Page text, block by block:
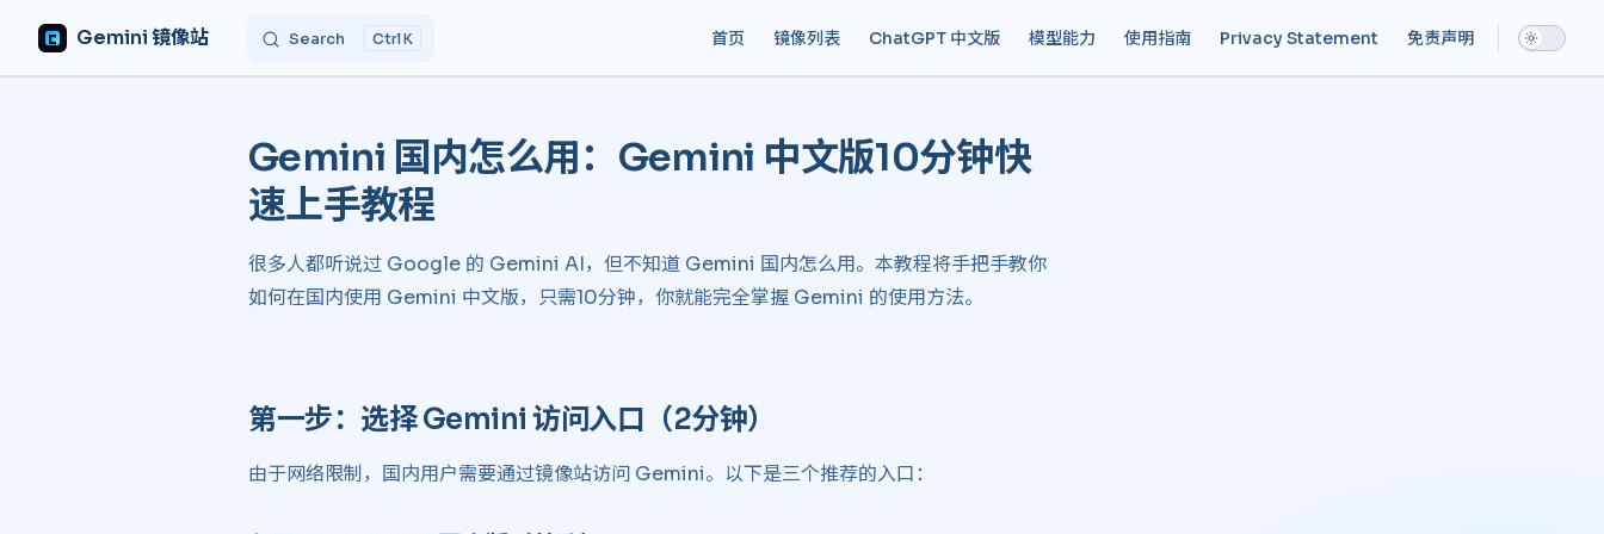
Skip to content
Gemini 镜像站 Search K 首页 镜像列表 ChatGPT 中文版 模型能力 使用指南 Privacy Statement 免责声明
Gemini 国内怎么用：Gemini 中文版10分钟快
速上手教程 ​
很多人都听说过 Google 的 Gemini AI，但不知道 Gemini 国内怎么用。本教程将手把手教你
如何在国内使用 Gemini 中文版，只需10分钟，你就能完全掌握 Gemini 的使用方法。
第一步：选择 Gemini 访问入口（2分钟） ​
由于网络限制，国内用户需要通过镜像站访问 Gemini。以下是三个推荐的入口：